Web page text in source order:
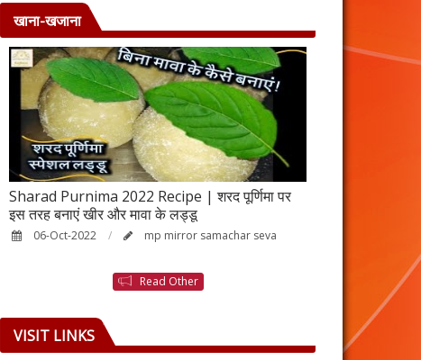
खाना-खजाना
Sharad Purnima 2022 Recipe | शरद पूर्णिमा पर
इस तरह बनाएं खीर और मावा के लड्डू
06-Oct-2022 mp mirror samachar seva
Read Other
VISIT LINKS